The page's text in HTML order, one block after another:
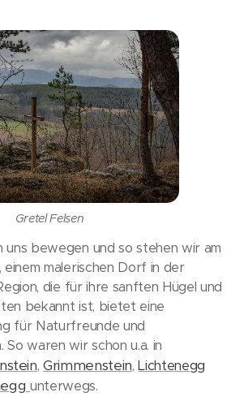
Gretel Felsen
uns bewegen und so stehen wir am
malerischen Dorf in der
die für ihre sanften Hügel und
bekannt ist, bietet eine
für Naturfreunde und
waren wir schon u.a. in
,Grimmenstein,Lichtenegg
unterwegs.